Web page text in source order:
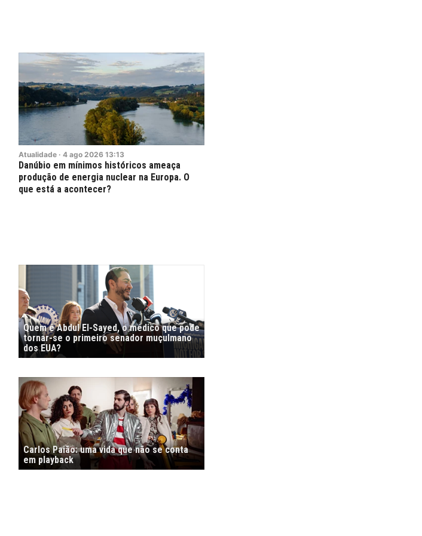
Atualidade · 4 ago 2026 13:13
Danúbio em mínimos históricos ameaça
produção de energia nuclear na Europa. O
que está a acontecer?
Quem é Abdul El-Sayed, o médico que pode
tornar-se o primeiro senador muçulmano
dos EUA?
Carlos Paião: uma vida que não se conta
em playback